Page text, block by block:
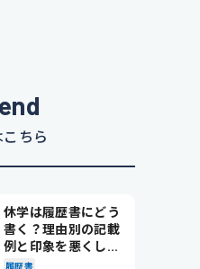
ちら
休学は履歴書にどう
書く？理由別の記載
例と印象を悪くしな
い書き方を解説
履歴書